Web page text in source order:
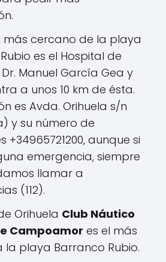
más cercano de la playa
es el Hospital de
Manuel García Gea y
a unos 10 km de ésta.
es Avda. Orihuela s/n
y su número de
+34965721200, aunque si
emergencia, siempre
llamar a
(112).
Orihuela Club Náutico
Campoamor es el más
la playa Barranco Rubio.